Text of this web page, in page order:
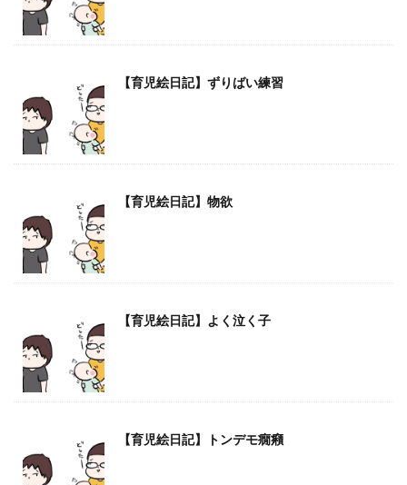
【育児絵日記】ずりばい練習
【育児絵日記】物欲
【育児絵日記】よく泣く子
【育児絵日記】トンデモ癇癪